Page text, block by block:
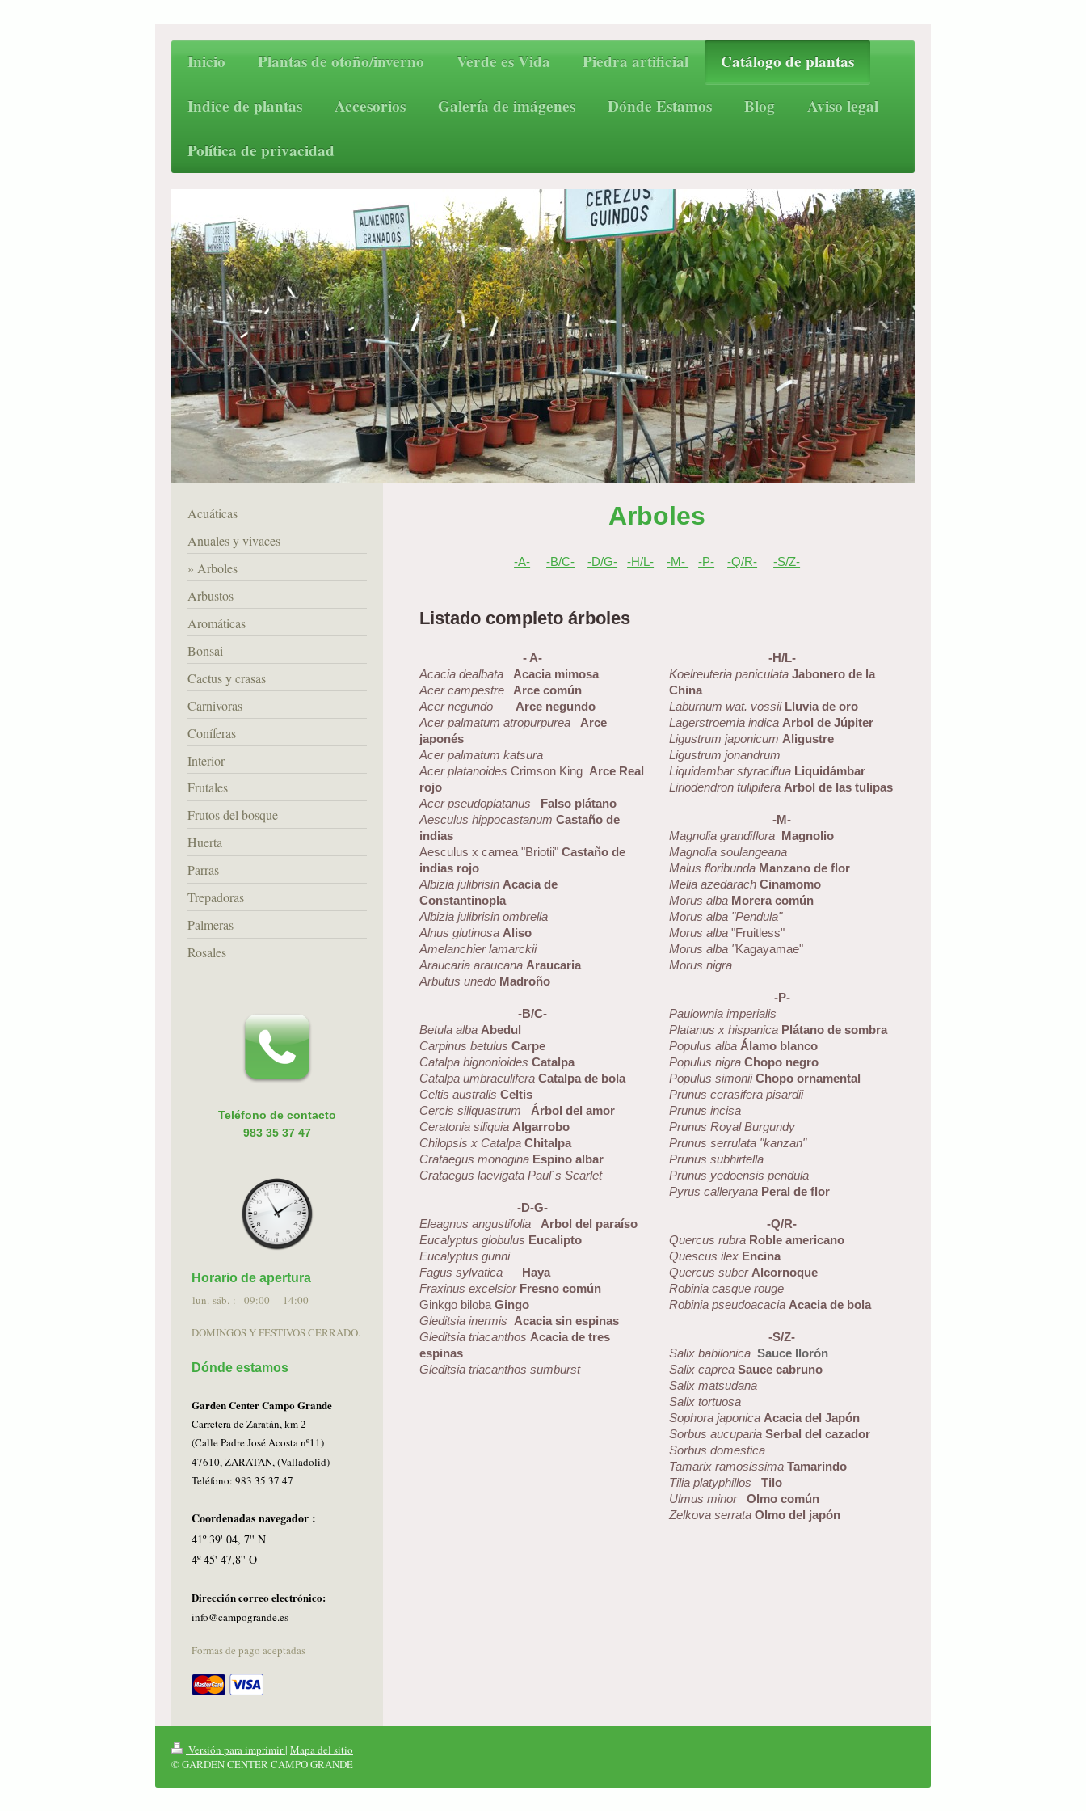
Inicio Plantas de otoño/inverno Verde es Vida Piedra artificial
Catálogo de plantas
Indice de plantas
Accesorios Galería de imágenes Dónde Estamos Blog
Aviso legal
Política de privacidad
Arboles
-A- -B/C- -D/G- -H/L- -M- -P- -Q/R- -S/Z-
Listado completo árboles
- A-
Acacia dealbata
Acacia mimosa
Acer campestre
Arce común
Acer negundo
Arce negundo
Acer palmatum atropurpurea
Arce
japonés
Acer palmatum katsura
Acer platanoides Crimson King Arce Real
rojo
Acer pseudoplatanus
Falso plátano
Aesculus hippocastanum Castaño de
indias
Aesculus x carnea "Briotii"Castaño de
indias rojo
Albizia julibrisin Acacia de
Constantinopla
Albizia julibrisin ombrella
Alnus glutinosa Aliso
Amelanchier lamarckii
Araucaria araucana Araucaria
Arbutus unedo Madroño
-B/C-
Betula alba Abedul
Carpinus betulus Carpe
Catalpa bignonioides Catalpa
Catalpa umbraculifera Catalpa de bola
Celtis australis Celtis
Cercis siliquastrum
Árbol del amor
Ceratonia siliquia Algarrobo
Chilopsis x Catalpa Chitalpa
Crataegus monogina Espino albar
Crataegus laevigata Paul´s Scarlet
-D-G-
Eleagnus angustifolia
Arbol del paraíso
Eucalyptus globulus Eucalipto
Eucalyptus gunni
Fagus sylvatica
Haya
Fraxinus excelsior Fresno común
Ginkgo bilobaGingo
Gleditsia inermis Acacia sin espinas
Gleditsia triacanthos Acacia de tres
espinas
Gleditsia triacanthos sumburst
-H/L-
Koelreuteria paniculata Jabonero de la
China
Laburnum wat. vossii Lluvia de oro
Lagerstroemia indica Arbol de Júpiter
Ligustrum japonicum Aligustre
Ligustrum jonandrum
Liquidambar styraciflua Liquidámbar
Liriodendron tulipifera Arbol de las tulipas
-M-
Magnolia grandiflora Magnolio
Magnolia soulangeana
Malus floribunda Manzano de flor
Melia azedarach Cinamomo
Morus alba Morera común
Morus alba "Pendula"
Morus alba "Fruitless"
Morus alba "Kagayamae"
Morus nigra
-P-
Paulownia imperialis
Platanus x hispanica Plátano de sombra
Populus alba Álamo blanco
Populus nigra Chopo negro
Populus simonii Chopo ornamental
Prunus cerasifera pisardii
Prunus incisa
Prunus Royal Burgundy
Prunus serrulata "kanzan"
Prunus subhirtella
Prunus yedoensis pendula
Pyrus calleryana Peral de flor
-Q/R-
Quercus rubra Roble americano
Quescus ilex Encina
Quercus suber Alcornoque
Robinia casque rouge
Robinia pseudoacacia Acacia de bola
-S/Z-
Salix babilonica Sauce llorón
Salix caprea Sauce cabruno
Salix matsudana
Salix tortuosa
Sophora japonica Acacia del Japón
Sorbus aucuparia Serbal del cazador
Sorbus domestica
Tamarix ramosissima Tamarindo
Tilia platyphillos
Tilo
Ulmus minor
Olmo común
Zelkova serrata Olmo del japón
Acuáticas
Anuales y vivaces
Arboles
Arbustos
Aromáticas
Bonsai
Cactus y crasas
Carnivoras
Coníferas
Interior
Frutales
Frutos del bosque
Huerta
Parras
Trepadoras
Palmeras
Rosales
Teléfono de contacto
983 35 37 47
Horario de apertura
lun.-sáb. : 09:00 - 14:00
DOMINGOS Y FESTIVOS CERRADO.
Dónde estamos
Garden Center Campo Grande
Carretera de Zaratán, km 2
(Calle Padre José Acosta nº11)
47610, ZARATAN, (Valladolid)
Teléfono: 983 35 37 47
Coordenadas navegador :
41º 39' 04, 7'' N
4º 45' 47,8'' O
Dirección correo electrónico:
info@campogrande.es
Formas de pago aceptadas
Versión para imprimir| Mapa del sitio
© GARDEN CENTER CAMPO GRANDE